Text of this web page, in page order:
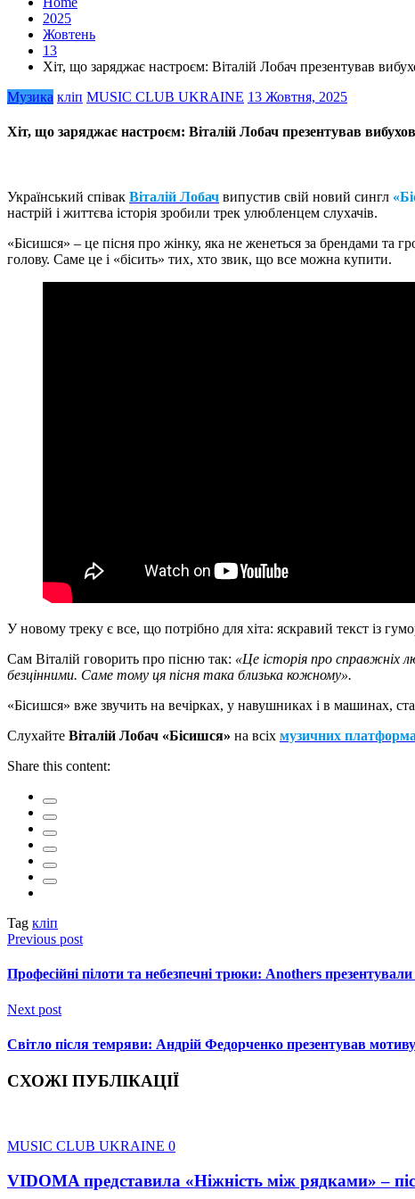
2025
Жовтень
13
Хіт, що заряджає настроєм: Віталій Лобач презентував
Музика кліп MUSIC CLUB UKRAINE 13 Жовтня, 2025
Хіт, що заряджає настроєм: Віталій Лобач презентував
Український співак Віталій Лобач випустив свій новий сингл
настрій і життєва історія зробили трек улюбленцем слухачів.
«Бісишся» – це пісня про жінку, яка не женеться за брендами
голову. Саме це і «бісить» тих, хто звик, що все можна купити.
У новому треку є все, що потрібно для хіта: яскравий текст із
Сам Віталій говорить про пісню так: «Це історія про справжніх
безцінними. Саме тому ця пісня така близька кожному».
«Бісишся» вже звучить на вечірках, у навушниках і в машинах,
Слухайте Віталій Лобач «Бісишся» на всіх музичних
Share this content:
Tag кліп
Previous post
Професійні пілоти та небезпечні трюки: Anothers
Next post
Світло після темряви: Андрій Федорченко презентував
СХОЖІ ПУБЛІКАЦІЇ
MUSIC CLUB UKRAINE 0
VIDOMA представила «Ніжність між рядками» –